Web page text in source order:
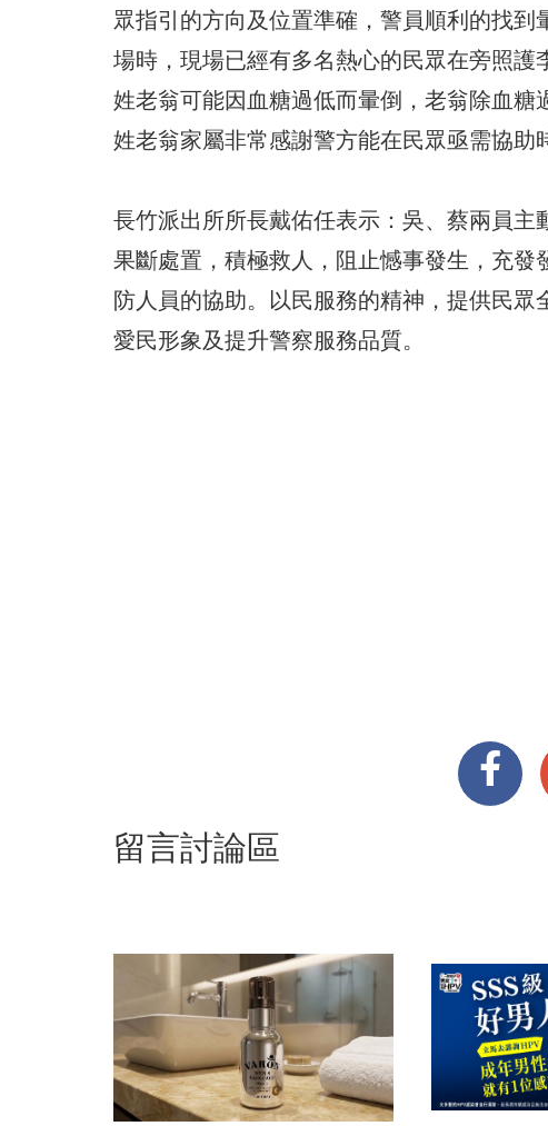
眾指引的方向及位置準確，警員順利的找
場時，現場已經有多名熱心的民眾在旁照
姓老翁可能因血糖過低而暈倒，老翁除血
姓老翁家屬非常感謝警方能在民眾亟需協助
長竹派出所所長戴佑任表示：吳、蔡兩員主
果斷處置，積極救人，阻止憾事發生，充
防人員的協助。以民服務的精神，提供民
愛民形象及提升警察服務品質。
留言討論區